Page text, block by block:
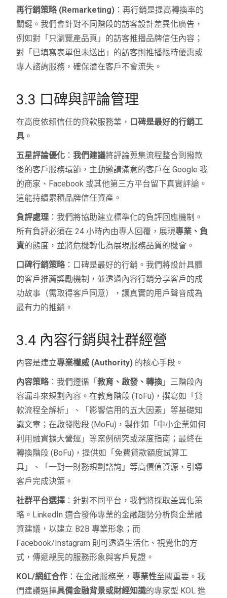
再行銷策略 (Remarketing) ：再行銷是提高轉換率的
關鍵。我們會針對不同階段的訪客設計差異化廣告，
例如對「只瀏覽產品頁」的訪客推播品牌信任內容；
對「已填寫表單但未送出」的訪客則推播限時優惠或
專人諮詢服務，確保潛在客戶不會流失。
3.3 口碑與評論管理
在高度依賴信任的貸款服務業， 口碑是最好的行銷工
具 。
五星評論優化 ：我們建議將評論蒐集流程整合到撥款
後的客戶服務環節，主動邀請滿意的客戶在 Google 我
的商家、Facebook 或其他第三方平台留下真實評論。
這能持續累積品牌信任資產。
負評處理 ：我們將協助建立標準化的負評回應機制。
所有負評必須在 24 小時內由專人回覆，展現專業、負
責的態度，並將危機轉化為展現服務品質的機會。
口碑行銷策略：口碑是最好的行銷。我們將設計具體
的客戶推薦獎勵機制，並透過內容行銷分享客戶的成
功故事（需取得客戶同意），讓真實的用戶聲音成為
最有力的推銷。
3.4 內容行銷與社群經營
內容是建立專業權威 (Authority) 的核心手段。
內容策略：我們遵循「教育、啟發、轉換 」三階段內
容漏斗來規劃內容。在教育階段 (ToFu)，撰寫如「貸
款流程全解析」、「影響信用的五大因素」等基礎知
識文章；在啟發階段 (MoFu)，製作如「中小企業如何
利用融資擴大營運」等案例研究或深度指南；最終在
轉換階段 (BoFu)，提供如「免費貸款額度試算工
具」、「一對一財務規劃諮詢」等高價值資源，引導
客戶完成決策。
社群平台選擇 ：針對不同平台，我們將採取差異化策
略。LinkedIn 適合發佈專業的金融趨勢分析與企業融
資建議，以建立 B2B 專業形象；而
Facebook/Instagram 則可透過生活化、視覺化的方
式，傳遞親民的服務形象與客戶見證。
KOL/網紅合作 ：在金融服務業，專業性至關重要。我
們建議選擇具備金融背景或財經知識的專家型 KOL 進